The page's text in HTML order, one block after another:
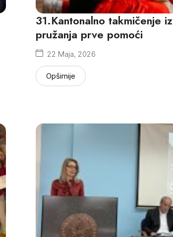
31.Kantonalno takmičenje iz
pružanja prve pomoći
22 Maja, 2026
Opširnije